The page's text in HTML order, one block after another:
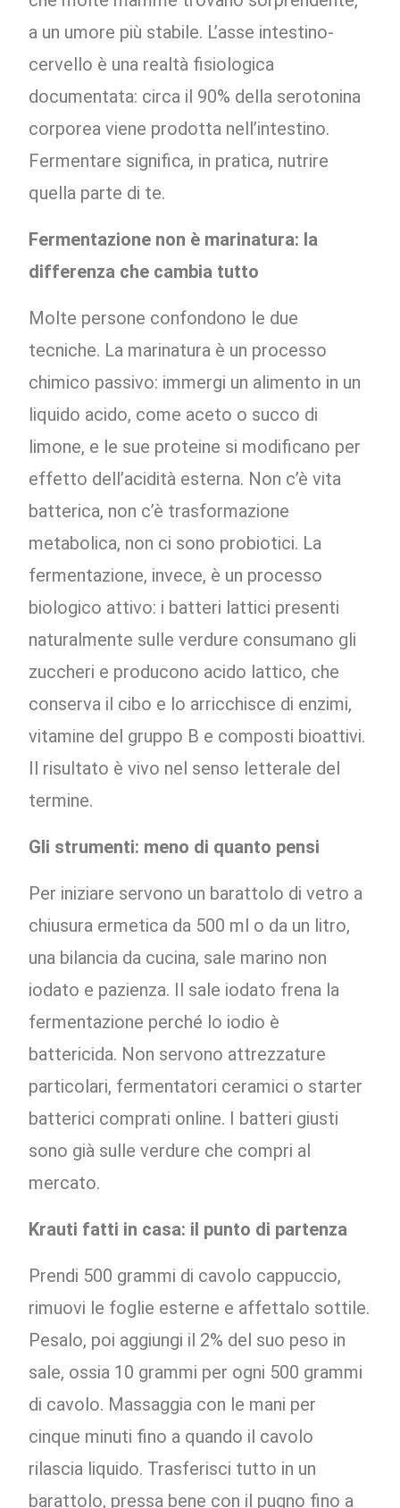
a un umore più stabile. L’asse intestino-
cervello è una realtà fisiologica
documentata: circa il 90% della serotonina
corporea viene prodotta nell’intestino.
Fermentare significa, in pratica, nutrire
quella parte di te.
Fermentazione non è marinatura: la
differenza che cambia tutto
Molte persone confondono le due
tecniche. La marinatura è un processo
chimico passivo: immergi un alimento in un
liquido acido, come aceto o succo di
limone, e le sue proteine si modificano per
effetto dell’acidità esterna. Non c’è vita
batterica, non c’è trasformazione
metabolica, non ci sono probiotici. La
fermentazione, invece, è un processo
biologico attivo: i batteri lattici presenti
naturalmente sulle verdure consumano gli
zuccheri e producono acido lattico, che
conserva il cibo e lo arricchisce di enzimi,
vitamine del gruppo B e composti bioattivi.
Il risultato è vivo nel senso letterale del
termine.
Gli strumenti: meno di quanto pensi
Per iniziare servono un barattolo di vetro a
chiusura ermetica da 500 ml o da un litro,
una bilancia da cucina, sale marino non
iodato e pazienza. Il sale iodato frena la
fermentazione perché lo iodio è
battericida. Non servono attrezzature
particolari, fermentatori ceramici o starter
batterici comprati online. I batteri giusti
sono già sulle verdure che compri al
mercato.
Krauti fatti in casa: il punto di partenza
Prendi 500 grammi di cavolo cappuccio,
rimuovi le foglie esterne e affettalo sottile.
Pesalo, poi aggiungi il 2% del suo peso in
sale, ossia 10 grammi per ogni 500 grammi
di cavolo. Massaggia con le mani per
cinque minuti fino a quando il cavolo
rilascia liquido. Trasferisci tutto in un
barattolo, pressa bene con il pugno fino a